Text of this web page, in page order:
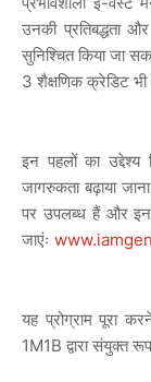
उनकी प्रतिबद्धता
सुनिश्चित किया जा
3 शैक्षणिक क्रेडिट भी
इन पहलों का उद्देश्य
जागरुकता बढ़ाया
पर उपलब्ध हैं और
जाएंः
यह प्रोग्राम पूरा
1M1B द्वारा संयुक्त